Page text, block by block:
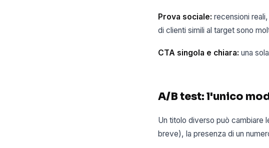
Prova sociale: recensioni
di clienti simili al target sono
CTA singola e chiara: una
A/B test: l'unico
Un titolo diverso può cambiare
breve), la presenza di un